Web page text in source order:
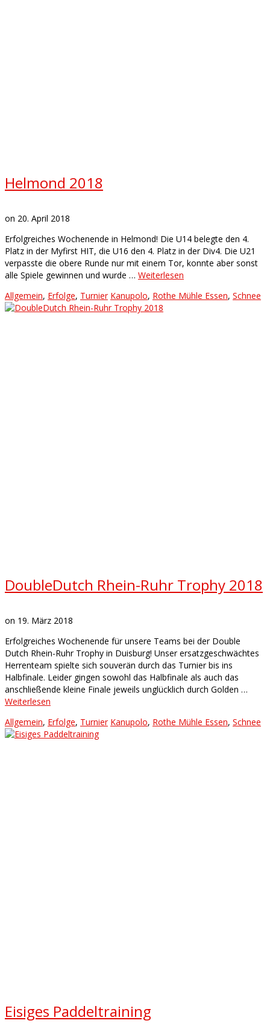
Helmond 2018
on 20. April 2018
Erfolgreiches Wochenende in Helmond! Die U14 belegte den 4.
Platz in der Myfirst HIT, die U16 den 4. Platz in der Div4. Die U21
verpasste die obere Runde nur mit einem Tor, konnte aber sonst
alle Spiele gewinnen und wurde … Weiterlesen
Allgemein, Erfolge, Turnier Kanupolo, Rothe Mühle Essen, Schnee
DoubleDutch Rhein-Ruhr Trophy 2018
on 19. März 2018
Erfolgreiches Wochenende für unsere Teams bei der Double
Dutch Rhein-Ruhr Trophy in Duisburg! Unser ersatzgeschwächtes
Herrenteam spielte sich souverän durch das Turnier bis ins
Halbfinale. Leider gingen sowohl das Halbfinale als auch das
anschließende kleine Finale jeweils unglücklich durch Golden …
Weiterlesen
Allgemein, Erfolge, Turnier Kanupolo, Rothe Mühle Essen, Schnee
Eisiges Paddeltraining